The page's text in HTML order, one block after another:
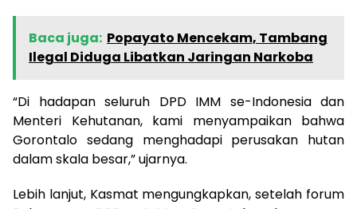
Baca juga: Popayato Mencekam, Tambang
Ilegal Diduga Libatkan Jaringan Narkoba
“Di hadapan seluruh DPD IMM se-Indonesia dan
Menteri Kehutanan, kami menyampaikan bahwa
Gorontalo sedang menghadapi perusakan hutan
dalam skala besar,” ujarnya.
Lebih lanjut, Kasmat mengungkapkan, setelah forum